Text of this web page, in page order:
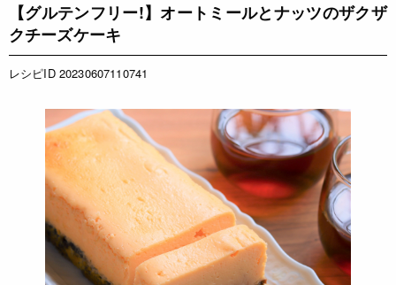
【グルテンフリー!】オートミールとナッツのザクザ
クチーズケーキ
レシピID 20230607110741